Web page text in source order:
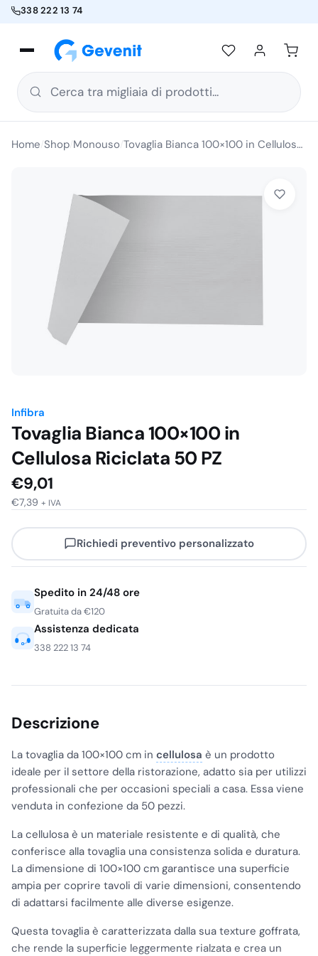
338 222 13 74
Cerca tra migliaia di prodotti...
Home Shop Monouso Tovaglia Bianca 100×100 in Cellulosa Riciclata 50 PZ
Infibra
Tovaglia Bianca 100×100 in
Cellulosa Riciclata 50 PZ
€9,01
€7,39 + IVA
Richiedi preventivo personalizzato
Spedito in 24/48 ore
Gratuita da €120
Assistenza dedicata
338 222 13 74
Descrizione
La tovaglia da 100×100 cm in cellulosa è un prodotto
ideale per il settore della ristorazione, adatto sia per utilizzi
professionali che per occasioni speciali a casa. Essa viene
venduta in confezione da 50 pezzi.
La cellulosa è un materiale resistente e di qualità, che
conferisce alla tovaglia una consistenza solida e duratura.
La dimensione di 100×100 cm garantisce una superficie
ampia per coprire tavoli di varie dimensioni, consentendo
di adattarsi facilmente alle diverse esigenze.
Questa tovaglia è caratterizzata dalla sua texture goffrata,
che rende la superficie leggermente rialzata e crea un